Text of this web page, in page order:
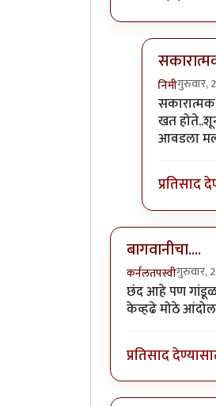
निमीगुरुवार,
In reply
सकारात्मक
खत
आवडला
प्रतिसाद
बागवानीचा....
कर्नलतपस्वीगुरुवार,
छंद आहे पण गांडूळ
केव्हढे मोठे
प्रतिसाद